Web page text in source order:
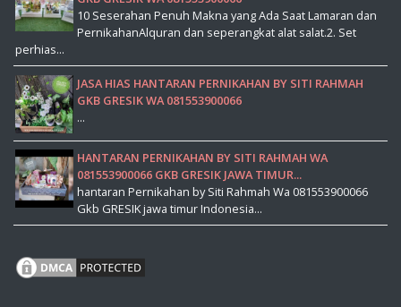
10 Seserahan Penuh Makna yang Ada Saat Lamaran dan
PernikahanAlquran dan seperangkat alat salat.2. Set
perhias...
JASA HIAS HANTARAN PERNIKAHAN BY SITI RAHMAH
GKB GRESIK WA 081553900066
...
HANTARAN PERNIKAHAN BY SITI RAHMAH WA
081553900066 GKB GRESIK JAWA TIMUR...
hantaran Pernikahan by Siti Rahmah Wa 081553900066
Gkb GRESIK jawa timur Indonesia...